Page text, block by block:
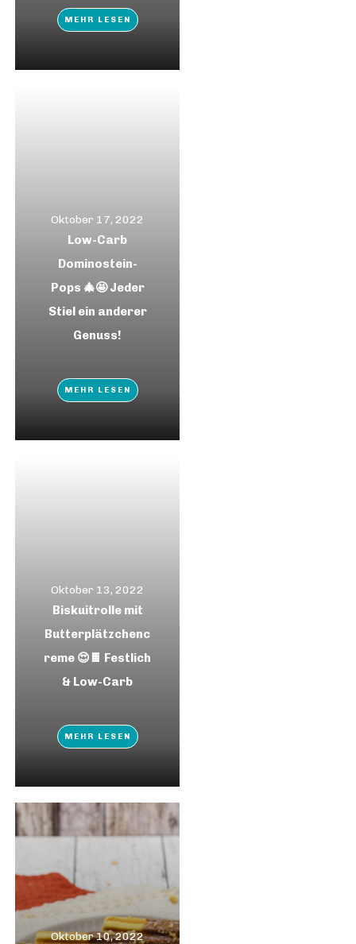
MEHR LESEN
Oktober 17, 2022
Low-Carb
Dominostein-
Pops 🎄🤩 Jeder
Stiel ein anderer
Genuss!
MEHR LESEN
Oktober 13, 2022
Biskuitrolle mit
Butterplätzchenc
reme 😍🍫 Festlich
& Low-Carb
MEHR LESEN
Oktober 10, 2022